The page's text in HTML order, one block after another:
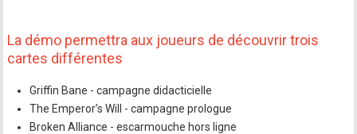
La démo permettra aux joueurs de découvrir trois
cartes différentes
Griffin Bane - campagne didacticielle
The Emperor’s Will - campagne prologue
Broken Alliance - escarmouche hors ligne